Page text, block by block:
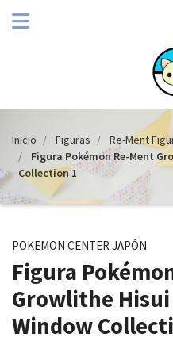
Inicio Figuras
Re-Ment
Figura Pokémon Re-Ment
Collection 1
POKEMON CENTER JAPÓN
Figura
Growlithe Hisui
Window